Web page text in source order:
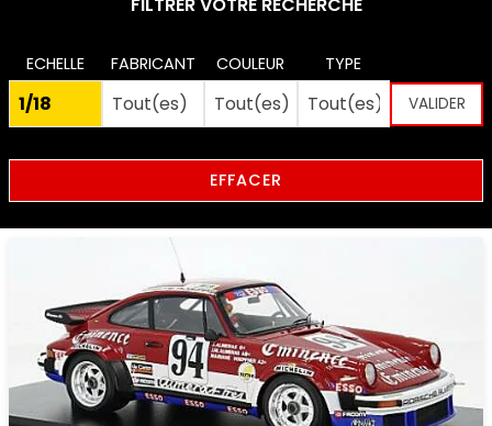
FILTRER VOTRE RECHERCHE
ECHELLE FABRICANT COULEUR TYPE
EFFACER